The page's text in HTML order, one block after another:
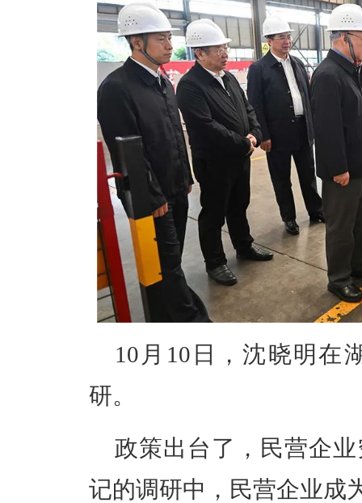
10月10日，沈晓明在
研。
政策出台了，民营企
记的调研中，民营企业成